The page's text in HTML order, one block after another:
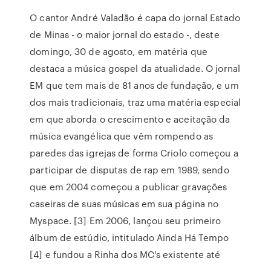
O cantor André Valadão é capa do jornal Estado
de Minas - o maior jornal do estado -, deste
domingo, 30 de agosto, em matéria que
destaca a música gospel da atualidade. O jornal
EM que tem mais de 81 anos de fundação, e um
dos mais tradicionais, traz uma matéria especial
em que aborda o crescimento e aceitação da
música evangélica que vêm rompendo as
paredes das igrejas de forma Criolo começou a
participar de disputas de rap em 1989, sendo
que em 2004 começou a publicar gravações
caseiras de suas músicas em sua página no
Myspace. [3] Em 2006, lançou seu primeiro
álbum de estúdio, intitulado Ainda Há Tempo
[4] e fundou a Rinha dos MC's existente até